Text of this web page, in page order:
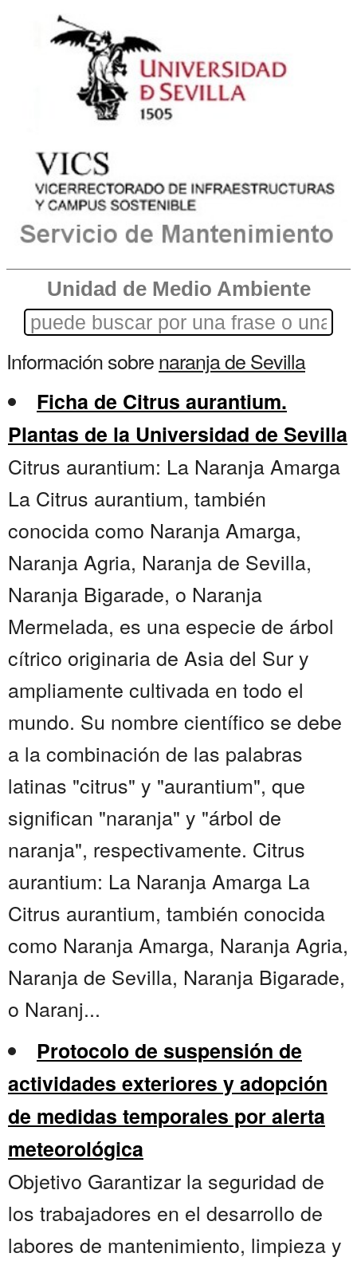
Unidad de Medio Ambiente
Información sobrenaranja de Sevilla
Ficha de Citrus aurantium.
Plantas de la Universidad de Sevilla
Citrus aurantium: La Naranja Amarga
La Citrus aurantium, también
conocida como Naranja Amarga,
Naranja Agria, Naranja de Sevilla,
Naranja Bigarade, o Naranja
Mermelada, es una especie de árbol
cítrico originaria de Asia del Sur y
ampliamente cultivada en todo el
mundo. Su nombre científico se debe
a la combinación de las palabras
latinas "citrus" y "aurantium", que
significan "naranja" y "árbol de
naranja", respectivamente. Citrus
aurantium: La Naranja Amarga La
Citrus aurantium, también conocida
como Naranja Amarga, Naranja Agria,
Naranja de Sevilla, Naranja Bigarade,
o Naranj...
Protocolo de suspensión de
actividades exteriores y adopción
de medidas temporales por alerta
meteorológica
Objetivo Garantizar la seguridad de
los trabajadores en el desarrollo de
labores de mantenimiento, limpieza y